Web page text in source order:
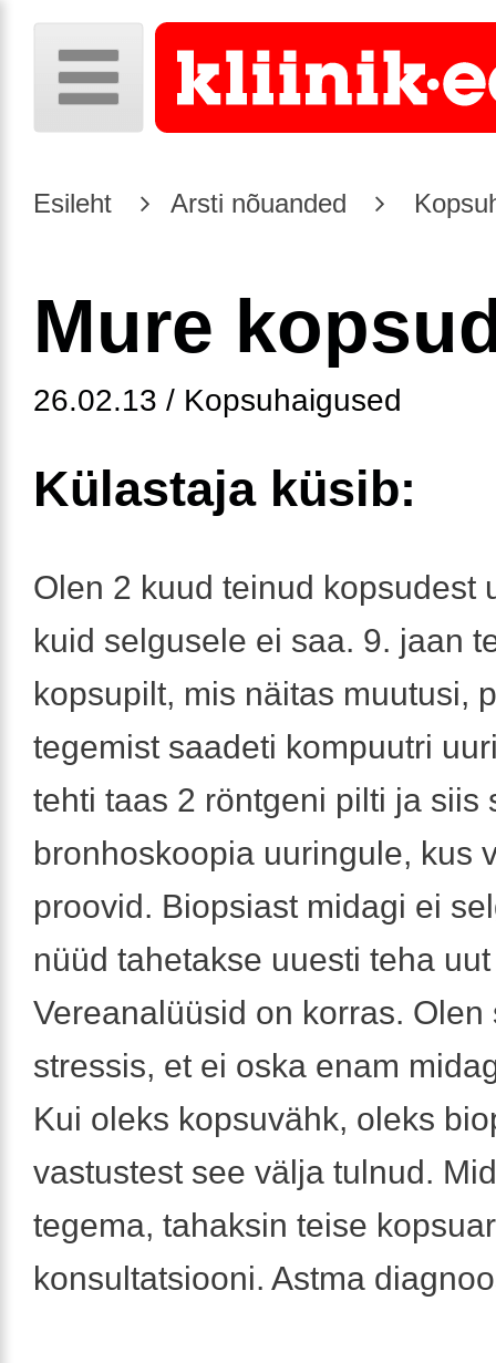
Esileht Arsti nõuanded
Mure
26.02.13 / Kopsuhaigused
Külastaja küsib:
Olen 2 kuud teinud kopsudest
kuid selgusele ei saa. 9. jaan
kopsupilt, mis näitas muutusi,
tegemist saadeti kompuutri
tehti taas 2 röntgeni pilti ja siis
bronhoskoopia uuringule, kus
proovid. Biopsiast midagi ei
nüüd tahetakse uuesti teha
Vereanalüüsid on korras. Olen
stressis, et ei oska enam
Kui oleks kopsuvähk, oleks
vastustest see välja tulnud.
tegema, tahaksin teise
konsultatsiooni. Astma